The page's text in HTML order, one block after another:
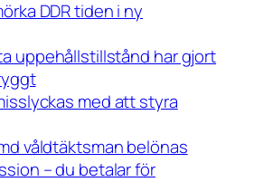
DDR tiden i ny
uppehållstillstånd har gjort
med att styra
våldtäktsman belönas
– du betalar för